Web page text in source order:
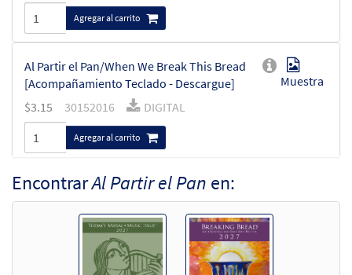
Agregar al carrito
Al Partir el Pan/When We Break This Bread
[Acompañamiento Teclado - Descargue]
Muestra
$3.15 30152016 DIGITAL
Agregar al carrito
Al Partir el Pan/When We Break This Bread
[Letra y Acordes – Descargue]
Muestra
30153171 DIGITAL
Agregar al carrito
EncontrarAl Partir el Pan en: